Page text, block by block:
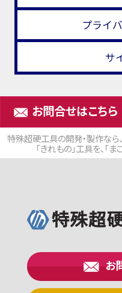
プライ
サ
お問合せはこちら
特殊超硬工具の開発・製作なら
「きれもの」工具を、「
お